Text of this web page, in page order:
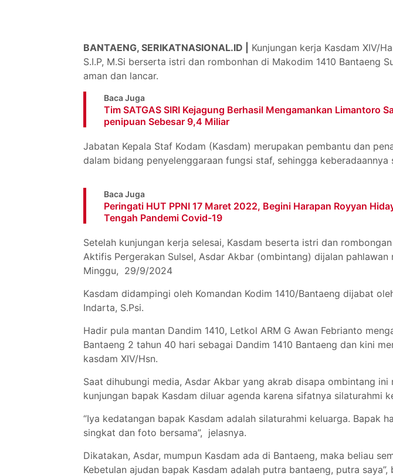
BANTAENG, SERIKATNASIONAL.ID |
Kunjungan kerja Kasdam XIV/
S.I.P, M.Si berserta istri dan rombonhan di Makodim 1410 Bantaeng
aman dan lancar.
Baca Juga
Tim SATGAS SIRI Kejagung Berhasil Mengamankan Limantoro
penipuan Sebesar 9,4 Miliar
Jabatan Kepala Staf Kodam (Kasdam) merupakan pembantu dan
dalam bidang penyelenggaraan fungsi staf, sehingga keberadaannya
Baca Juga
Peringati HUT PPNI 17 Maret 2022, Begini Harapan Royyan
Tengah Pandemi Covid-19
Setelah kunjungan kerja selesai, Kasdam beserta istri dan
Aktifis Pergerakan Sulsel, Asdar Akbar (ombintang) dijalan pahlawan
Minggu, 29/9/2024
Kasdam didampingi oleh Komandan Kodim 1410/Bantaeng dijabat
Indarta, S.Psi.
Hadir pula mantan Dandim 1410, Letkol ARM G Awan Febrianto
Bantaeng 2 tahun 40 hari sebagai Dandim 1410 Bantaeng dan kini
kasdam XIV/Hsn.
Saat dihubungi media, Asdar Akbar yang akrab disapa ombintang ini
kunjungan bapak Kasdam diluar agenda karena sifatnya silaturahmi
“Iya kedatangan bapak Kasdam adalah silaturahmi keluarga. Bapak
singkat dan foto bersama”, jelasnya.
Dikatakan, Asdar, mumpun Kasdam ada di Bantaeng, maka beliau
Kebetulan ajudan bapak Kasdam adalah putra bantaeng, putra saya”,